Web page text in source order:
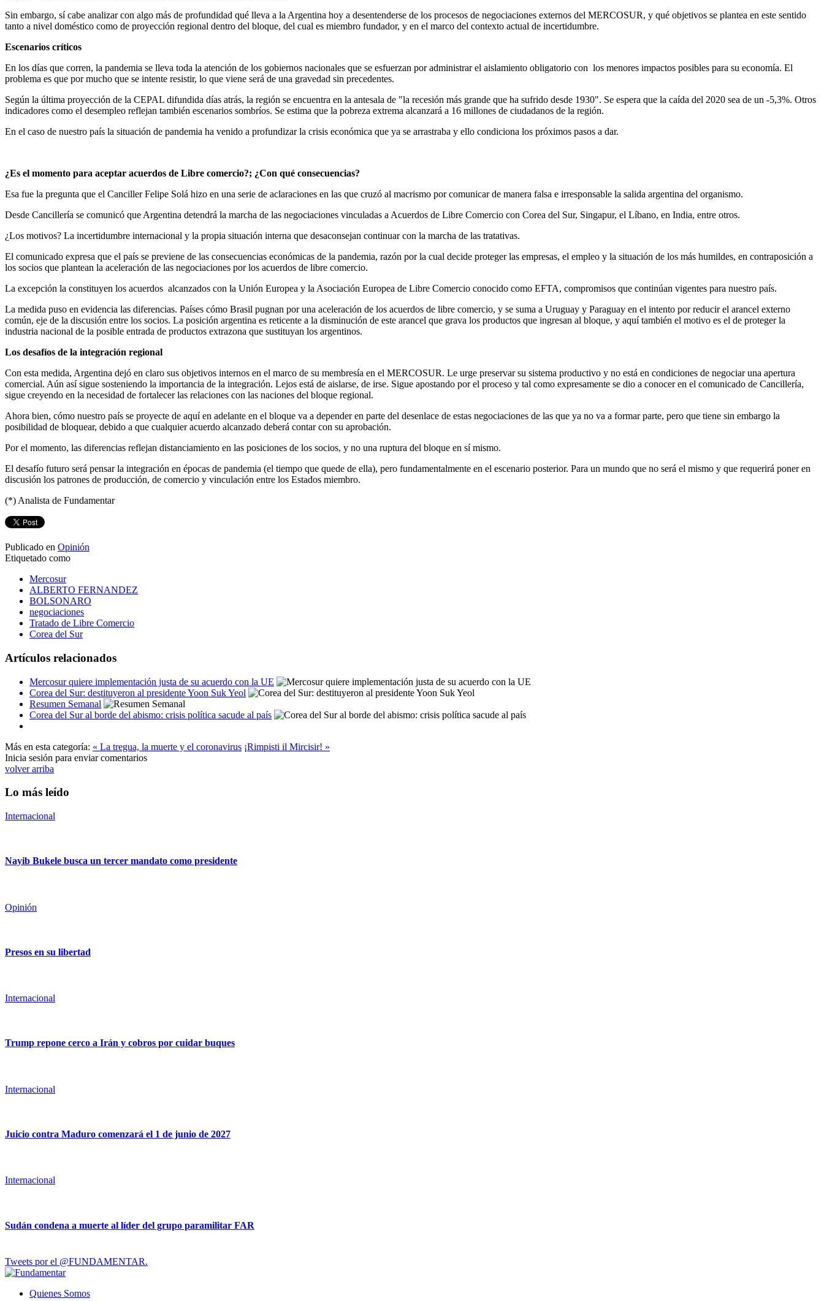
Sin embargo, sí cabe analizar con algo más de profundidad qué lleva a la Argentina hoy a desentenderse de los procesos de negociaciones externos del MERCOSUR, y qué objetivos se plantea en este sentido
tanto a nivel doméstico como de proyección regional dentro del bloque, del cual es miembro fundador, y en el marco del contexto actual de incertidumbre.
Escenarios críticos
En los días que corren, la pandemia se lleva toda la atención de los gobiernos nacionales que se esfuerzan por administrar el aislamiento obligatorio con los menores impactos posibles para su economía. El
problema es que por mucho que se intente resistir, lo que viene será de una gravedad sin precedentes.
Según la última proyección de la CEPAL difundida días atrás, la región se encuentra en la antesala de "la recesión más grande que ha sufrido desde 1930". Se espera que la caída del 2020 sea de un -5,3%. Otros
indicadores como el desempleo reflejan también escenarios sombríos. Se estima que la pobreza extrema alcanzará a 16 millones de ciudadanos de la región.
En el caso de nuestro país la situación de pandemia ha venido a profundizar la crisis económica que ya se arrastraba y ello condiciona los próximos pasos a dar.
¿Es el momento para aceptar acuerdos de Libre comercio?; ¿Con qué consecuencias?
Esa fue la pregunta que el Canciller Felipe Solá hizo en una serie de aclaraciones en las que cruzó al macrismo por comunicar de manera falsa e irresponsable la salida argentina del organismo.
Desde Cancillería se comunicó que Argentina detendrá la marcha de las negociaciones vinculadas a Acuerdos de Libre Comercio con Corea del Sur, Singapur, el Líbano, en India, entre otros.
¿Los motivos? La incertidumbre internacional y la propia situación interna que desaconsejan continuar con la marcha de las tratativas.
El comunicado expresa que el país se previene de las consecuencias económicas de la pandemia, razón por la cual decide proteger las empresas, el empleo y la situación de los más humildes, en contraposición a
los socios que plantean la aceleración de las negociaciones por los acuerdos de libre comercio.
La excepción la constituyen los acuerdos alcanzados con la Unión Europea y la Asociación Europea de Libre Comercio conocido como EFTA, compromisos que continúan vigentes para nuestro país.
La medida puso en evidencia las diferencias. Países cómo Brasil pugnan por una aceleración de los acuerdos de libre comercio, y se suma a Uruguay y Paraguay en el intento por reducir el arancel externo
común, eje de la discusión entre los socios. La posición argentina es reticente a la disminución de este arancel que grava los productos que ingresan al bloque, y aquí también el motivo es el de proteger la
industria nacional de la posible entrada de productos extrazona que sustituyan los argentinos.
Los desafíos de la integración regional
Con esta medida, Argentina dejó en claro sus objetivos internos en el marco de su membresía en el MERCOSUR. Le urge preservar su sistema productivo y no está en condiciones de negociar una apertura
comercial. Aún así sigue sosteniendo la importancia de la integración. Lejos está de aislarse, de irse. Sigue apostando por el proceso y tal como expresamente se dio a conocer en el comunicado de Cancillería,
sigue creyendo en la necesidad de fortalecer las relaciones con las naciones del bloque regional.
Ahora bien, cómo nuestro país se proyecte de aquí en adelante en el bloque va a depender en parte del desenlace de estas negociaciones de las que ya no va a formar parte, pero que tiene sin embargo la
posibilidad de bloquear, debido a que cualquier acuerdo alcanzado deberá contar con su aprobación.
Por el momento, las diferencias reflejan distanciamiento en las posiciones de los socios, y no una ruptura del bloque en sí mismo.
El desafío futuro será pensar la integración en épocas de pandemia (el tiempo que quede de ella), pero fundamentalmente en el escenario posterior. Para un mundo que no será el mismo y que requerirá poner en
discusión los patrones de producción, de comercio y vinculación entre los Estados miembro.
(*) Analista de Fundamentar
Publicado en Opinión
Etiquetado como
Mercosur
ALBERTO FERNANDEZ
BOLSONARO
negociaciones
Tratado de Libre Comercio
Corea del Sur
Artículos relacionados
Mercosur quiere implementación justa de su acuerdo con la UE
Corea del Sur: destituyeron al presidente Yoon Suk Yeol
Resumen Semanal
Corea del Sur al borde del abismo: crisis política sacude al país
Más en esta categoría: « La tregua, la muerte y el coronavirus ¡Rimpisti il Mircisir! »
Inicia sesión para enviar comentarios
volver arriba
Lo más leído
Internacional
Nayib Bukele busca un tercer mandato como presidente
Opinión
Presos en su libertad
Internacional
Trump repone cerco a Irán y cobros por cuidar buques
Internacional
Juicio contra Maduro comenzará el 1 de junio de 2027
Internacional
Sudán condena a muerte al líder del grupo paramilitar FAR
Tweets por el @FUNDAMENTAR.
Quienes Somos